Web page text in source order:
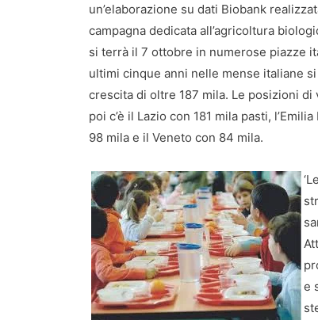
un’elaborazione su dati Biobank
campagna dedicata all’agricoltura
si terrà il 7 ottobre in numerose piazze
ultimi cinque anni nelle mense italiane
crescita di oltre 187 mila. Le posizioni
poi c’è il Lazio con 181 mila pasti,
98 mila e il Veneto con 84 mila.
e